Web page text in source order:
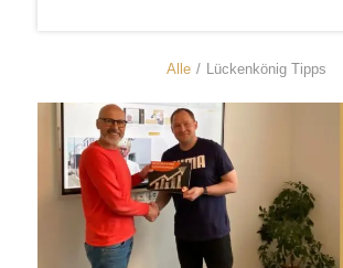
Alle / Lückenkönig Tipps